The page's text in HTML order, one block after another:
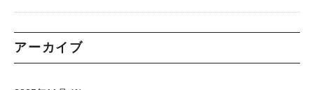
アーカイブ